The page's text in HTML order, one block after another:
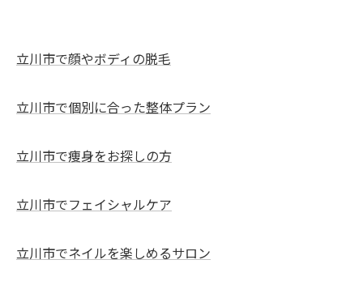
立川市で顔やボディの脱毛
立川市で個別に合った整体プラン
立川市で痩身をお探しの方
立川市でフェイシャルケア
立川市でネイルを楽しめるサロン